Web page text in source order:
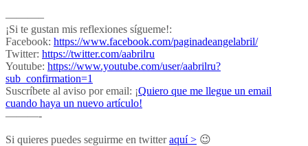
———–
¡Si te gustan mis reflexiones sígueme!:
Facebook: https://www.facebook.com/paginadeangelabril/
Twitter: https://twitter.com/aabrilru
Youtube: https://www.youtube.com/user/aabrilru?
sub_confirmation=1
Suscríbete al aviso por email: ¡Quiero que me llegue un email
cuando haya un nuevo artículo!
———-
Si quieres puedes seguirme en twitteraquí > 😉